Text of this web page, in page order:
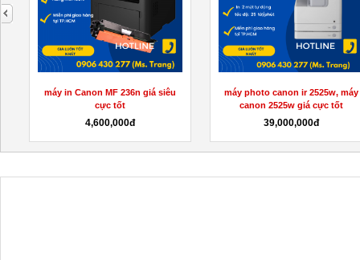
máy in Canon MF 236n giá siêu
cực tốt
4,600,000đ
máy photo canon ir 2525w, máy
canon 2525w giá cực tốt
39,000,000đ